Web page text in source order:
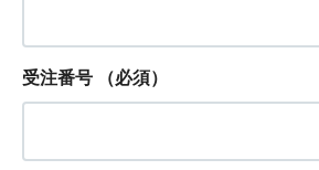
受注番号 （必須）